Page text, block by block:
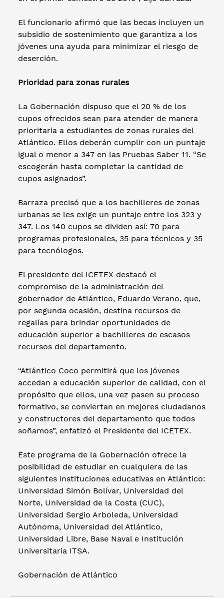
El funcionario afirmó que las becas incluyen un
subsidio de sostenimiento que garantiza a los
jóvenes una ayuda para minimizar el riesgo de
deserción.
Prioridad para zonas rurales
La Gobernación dispuso que el 20 % de los
cupos ofrecidos sean para atender de manera
prioritaria a estudiantes de zonas rurales del
Atlántico. Ellos deberán cumplir con un puntaje
igual o menor a 347 en las Pruebas Saber 11. “Se
escogerán hasta completar la cantidad de
cupos asignados”.
Barraza precisó que a los bachilleres de zonas
urbanas se les exige un puntaje entre los 323 y
347. Los 140 cupos se dividen así: 70 para
programas profesionales, 35 para técnicos y 35
para tecnólogos.
El presidente del ICETEX destacó el
compromiso de la administración del
gobernador de Atlántico, Eduardo Verano, que,
por segunda ocasión, destina recursos de
regalías para brindar oportunidades de
educación superior a bachilleres de escasos
recursos del departamento.
“Atlántico Coco permitirá que los jóvenes
accedan a educación superior de calidad, con el
propósito que ellos, una vez pasen su proceso
formativo, se conviertan en mejores ciudadanos
y constructores del departamento que todos
soñamos”, enfatizó el Presidente del ICETEX.
Este programa de la Gobernación ofrece la
posibilidad de estudiar en cualquiera de las
siguientes instituciones educativas en Atlántico:
Universidad Simón Bolívar, Universidad del
Norte, Universidad de la Costa (CUC),
Universidad Sergio Arboleda, Universidad
Autónoma, Universidad del Atlántico,
Universidad Libre, Base Naval e Institución
Universitaria ITSA.
Gobernación de Atlántico